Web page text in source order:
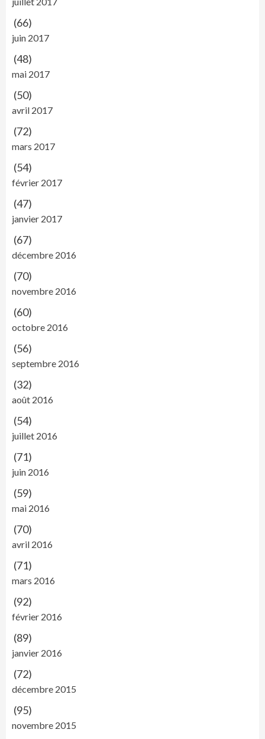
(66)
juin 2017
(48)
mai 2017
(50)
avril 2017
(72)
mars 2017
(54)
février 2017
(47)
janvier 2017
(67)
décembre 2016
(70)
novembre 2016
(60)
octobre 2016
(56)
septembre 2016
(32)
août 2016
(54)
juillet 2016
(71)
juin 2016
(59)
mai 2016
(70)
avril 2016
(71)
mars 2016
(92)
février 2016
(89)
janvier 2016
(72)
décembre 2015
(95)
novembre 2015